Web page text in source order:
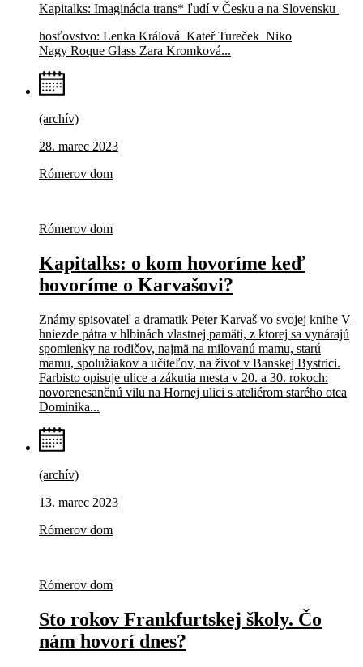
Kapitalks: Imaginácia trans* ľudí v Česku a na Slovensku
hosťovstvo: Lenka Králová Kateř Tureček Niko
Nagy Roque Glass Zara Kromková...
(archív)
28. marec 2023
Rómerov dom
Rómerov dom
Kapitalks: o kom hovoríme keď
hovoríme o Karvašovi?
Známy spisovateľ a dramatik Peter Karvaš vo svojej knihe V
hniezde pátra v hlbinách vlastnej pamäti, z ktorej sa vynárajú
spomienky na rodičov, najmä na milovanú mamu, starú
mamu, spolužiakov a učiteľov, na život v Banskej Bystrici.
Farbisto opisuje ulice a zákutia mesta v 20. a 30. rokoch:
novorenesančnú vilu na Hornej ulici s ateliérom starého otca
Dominika...
(archív)
13. marec 2023
Rómerov dom
Rómerov dom
Sto rokov Frankfurtskej školy. Čo
nám hovorí dnes?